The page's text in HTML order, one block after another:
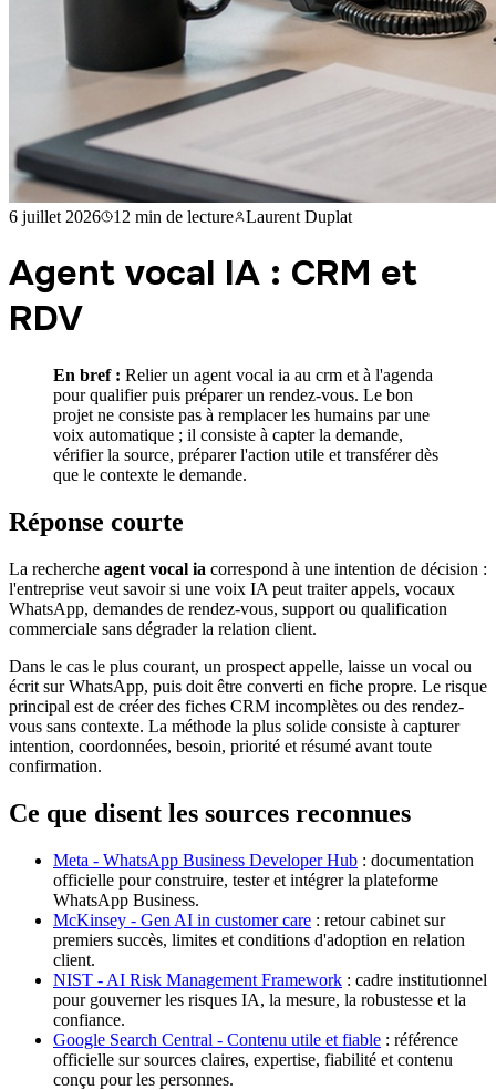
6 juillet 2026 12 min de lecture Laurent Duplat
Agent vocal IA : CRM et
RDV
En bref : Relier un agent vocal ia au crm et à l'agenda
pour qualifier puis préparer un rendez-vous. Le bon
projet ne consiste pas à remplacer les humains par une
voix automatique ; il consiste à capter la demande,
vérifier la source, préparer l'action utile et transférer dès
que le contexte le demande.
Réponse courte
La recherche agent vocal ia correspond à une intention de décision :
l'entreprise veut savoir si une voix IA peut traiter appels, vocaux
WhatsApp, demandes de rendez-vous, support ou qualification
commerciale sans dégrader la relation client.
Dans le cas le plus courant, un prospect appelle, laisse un vocal ou
écrit sur WhatsApp, puis doit être converti en fiche propre. Le risque
principal est de créer des fiches CRM incomplètes ou des rendez-
vous sans contexte. La méthode la plus solide consiste à capturer
intention, coordonnées, besoin, priorité et résumé avant toute
confirmation.
Ce que disent les sources reconnues
Meta - WhatsApp Business Developer Hub : documentation
officielle pour construire, tester et intégrer la plateforme
WhatsApp Business.
McKinsey - Gen AI in customer care : retour cabinet sur
premiers succès, limites et conditions d'adoption en relation
client.
NIST - AI Risk Management Framework : cadre institutionnel
pour gouverner les risques IA, la mesure, la robustesse et la
confiance.
Google Search Central - Contenu utile et fiable : référence
officielle sur sources claires, expertise, fiabilité et contenu
conçu pour les personnes.